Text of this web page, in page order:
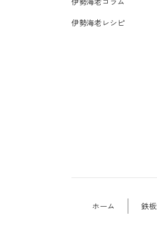
伊勢海老レシピ
ホーム 鉄